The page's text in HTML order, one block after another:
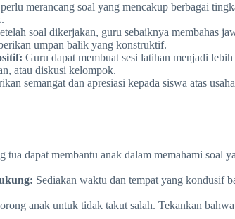
merancang soal yang mencakup berbagai
soal dikerjakan, guru sebaiknya membahas
umpan balik yang konstruktif.
Guru dapat membuat sesi latihan menjadi
atau diskusi kelompok.
semangat dan apresiasi kepada siswa atas
tua dapat membantu anak dalam memahami soal
Sediakan waktu dan tempat yang kondusif
anak untuk tidak takut salah. Tekankan